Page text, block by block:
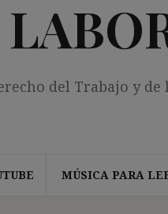
del Trabajo y de
MÚSICA PARA